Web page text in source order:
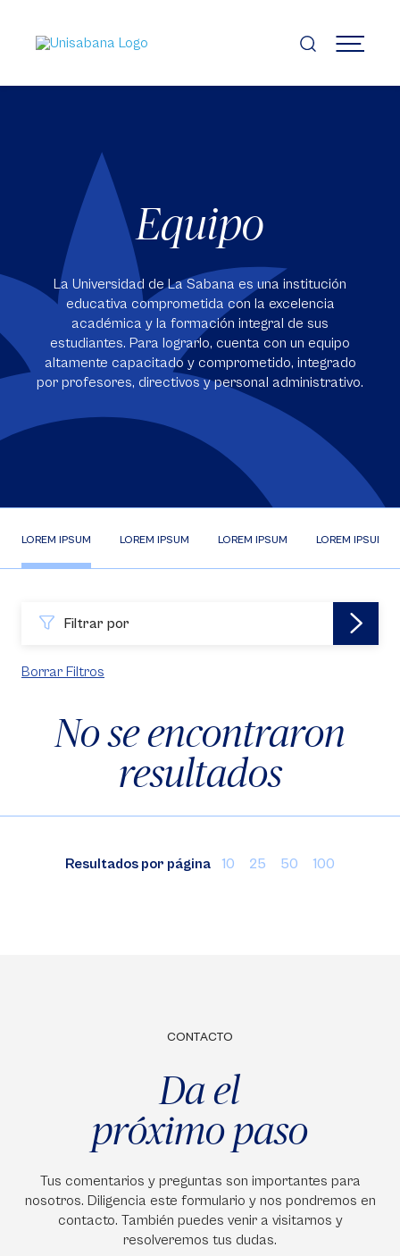
contenido
principal
MENÚ
Equipo
La Universidad de La Sabana es una institución
educativa comprometida con la excelencia
académica y la formación integral de sus
estudiantes. Para lograrlo, cuenta con un equipo
altamente capacitado y comprometido, integrado
por profesores, directivos y personal administrativo.
LOREM IPSUM LOREM IPSUM LOREM IPSUM LOREM IPSUM
Filtrar por
Borrar Filtros
No se encontraron
resultados
Resultados por página 10 25 50 100
CONTACTO
Da el
próximo paso
Tus comentarios y preguntas son importantes para
nosotros. Diligencia este formulario y nos pondremos en
contacto. También puedes venir a visitarnos y
resolveremos tus dudas.